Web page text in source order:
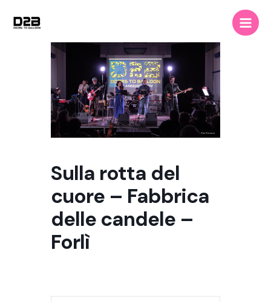
Main
Sulla rotta del
cuore – Fabbrica
delle candele –
Forlì